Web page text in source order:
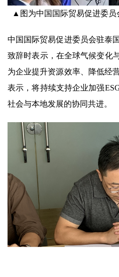
▲图为中国国际贸易促进委
中国国际贸易促进委员会驻泰
致辞时表示，在全球气候变化
为企业提升资源效率、降低经
表示，将持续支持企业加强
社会与本地发展的协同共进。